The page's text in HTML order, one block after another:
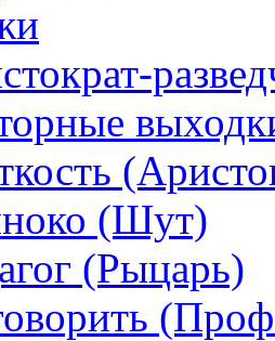
(Шут)
(Рыцарь)